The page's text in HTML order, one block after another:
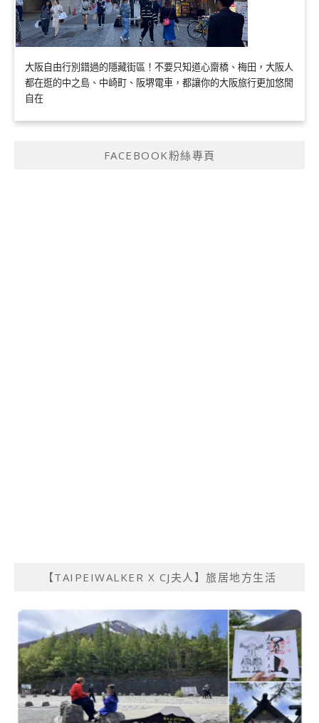
大阪自由行別錯過的隱藏街區！不要只知道心齋橋、梅田，大阪人
都在逛的中之島、中崎町、阪堺電車，都讓你的大阪旅行更加悠閒
自在
FACEBOOK粉絲專頁
【TAIPEIWALKER X CJ夫人】旅居地方生活